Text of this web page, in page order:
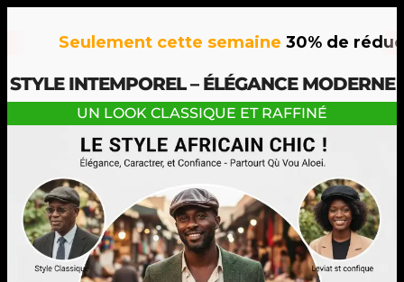
Seulement cette semaine30% de réduction
STYLE INTEMPOREL – ÉLÉGANCE MODERNE
UN LOOK CLASSIQUE ET RAFFINÉ